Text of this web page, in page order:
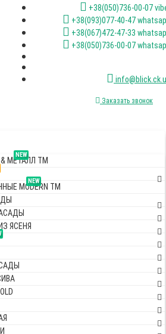
+38(050)736-00-07
+38(093)077-40-47
+38(067)472-47-33
+38(050)736-00-07
Заказать звонок
NEW
МЕТАЛЛ TM
NEW
MODERN TM
ЯСЕНЯ